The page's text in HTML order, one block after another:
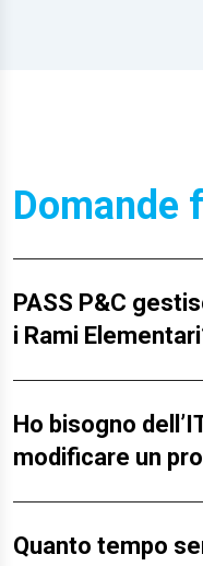
Domande
PASS P&C
i Rami
Ho bisogno
modificare un
Quanto tempo